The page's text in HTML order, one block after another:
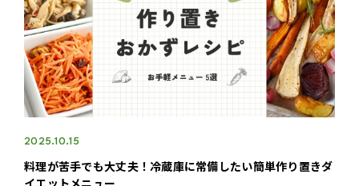
2025.10.15
料理が苦手でも大丈夫！冷蔵庫に常備したい簡単作り置きダ
イエットメニュー